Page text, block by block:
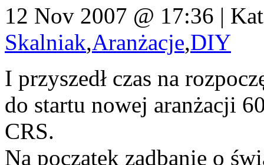
12 Nov 2007 @ 17:36 |
Skalniak,Aranżacje,DIY
I przyszedł czas na
do startu nowej aranżacji
CRS.
Na początek zadbanie o